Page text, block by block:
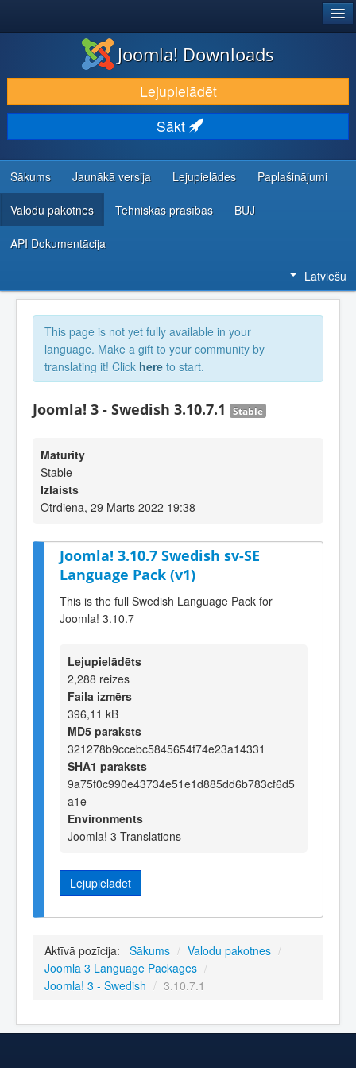
LEJUPIELĀDĒT UN PAPLAŠINĀT
ATKLĀJ UN IEMĀCIES
KOPIENA UN ATBALSTS
IZSTRĀDĀTĀJU RESURSI
Joomla! Downloads
Lejupielādēt
Sākt
Sākums Jaunākā versija Lejupielādes Paplašinājumi
Valodu pakotnes Tehniskās prasības BUJ
API Dokumentācija
Latviešu
This page is not yet fully available in your
language. Make a gift to your community by
translating it! Click here to start.
Joomla! 3 - Swedish 3.10.7.1 Stable
Maturity
Stable
Izlaists
Otrdiena, 29 Marts 2022 19:38
Joomla! 3.10.7 Swedish sv-SE
Language Pack (v1)
This is the full Swedish Language Pack for
Joomla! 3.10.7
Lejupielādēts
2,288 reizes
Faila izmērs
396,11 kB
MD5 paraksts
321278b9ccebc5845654f74e23a14331
SHA1 paraksts
9a75f0c990e43734e51e1d885dd6b783cf6d5
a1e
Environments
Joomla! 3 Translations
Lejupielādēt
Aktīvā pozīcija: Sākums / Valodu pakotnes /
Joomla 3 Language Packages /
Joomla! 3 - Swedish / 3.10.7.1